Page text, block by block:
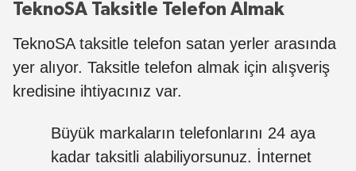
TeknoSA Taksitle Telefon Almak
TeknoSA taksitle telefon satan yerler arasında
yer alıyor. Taksitle telefon almak için alışveriş
kredisine ihtiyacınız var.
Büyük markaların telefonlarını 24 aya
kadar taksitli alabiliyorsunuz. İnternet